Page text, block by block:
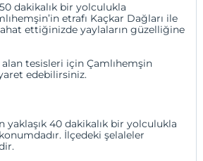
dakikalık bir yolculukla
etrafı Kaçkar Dağları ile
ettiğinizde yaylaların güzelliğine
alan tesisleri içinÇamlıhemşin
edebilirsiniz.
yaklaşık 40 dakikalık bir yolculukla
İlçedeki şelaleler